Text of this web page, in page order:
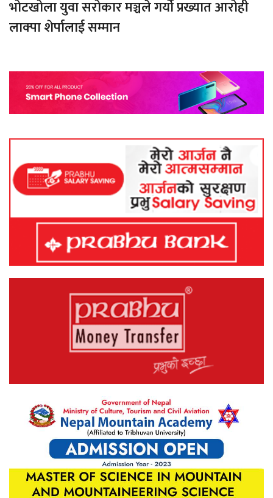
भोटखोला युवा सरोकार मञ्चले गर्यो प्रख्यात आरोही
लाक्पा शेर्पालाई सम्मान